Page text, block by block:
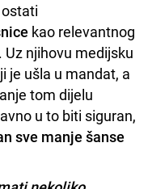
kao relevantnog
njihovu medijsku
je ušla u mandat, a
tom dijelu
u to biti siguran,
sve manje šanse